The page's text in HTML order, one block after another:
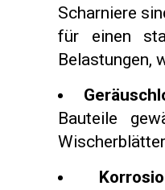
Scharniere
für einen
Belastungen,
Bauteile